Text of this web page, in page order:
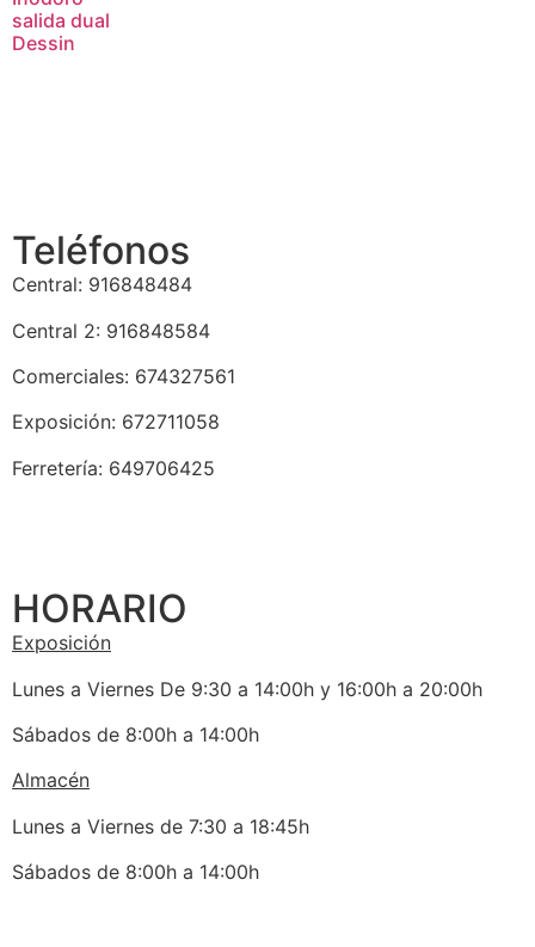
salida dual
Dessin
Teléfonos
Central: 916848484
Central 2: 916848584
Comerciales: 674327561
Exposición: 672711058
Ferretería: 649706425
HORARIO
Exposición
Lunes a Viernes De 9:30 a 14:00h y 16:00h a 20:00h
Sábados de 8:00h a 14:00h
Almacén
Lunes a Viernes de 7:30 a 18:45h
Sábados de 8:00h a 14:00h